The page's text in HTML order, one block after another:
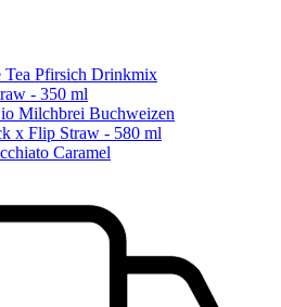
Tea Pfirsich Drinkmix
- 350 ml
Milchbrei Buchweizen
x Flip Straw - 580 ml
Caramel